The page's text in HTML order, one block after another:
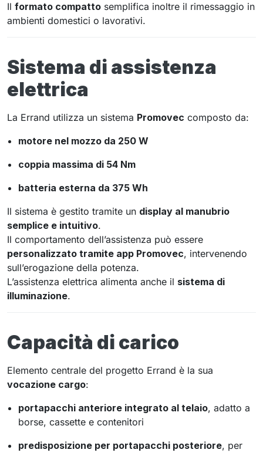
Il formato compatto semplifica inoltre il rimessaggio in
ambienti domestici o lavorativi.
Sistema di assistenza
elettrica
La Errand utilizza un sistema Promovec composto da:
motore nel mozzo da 250 W
coppia massima di 54 Nm
batteria esterna da 375 Wh
Il sistema è gestito tramite un display al manubrio
semplice e intuitivo.
Il comportamento dell’assistenza può essere
personalizzato tramite app Promovec, intervenendo
sull’erogazione della potenza.
L’assistenza elettrica alimenta anche il sistema di
illuminazione.
Capacità di carico
Elemento centrale del progetto Errand è la sua
vocazione cargo:
portapacchi anteriore integrato al telaio, adatto a
borse, cassette e contenitori
predisposizione per portapacchi posteriore, per